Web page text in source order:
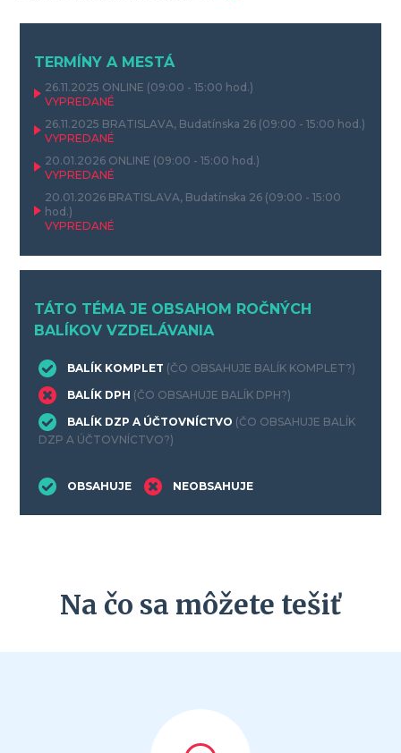
TERMÍNY A MESTÁ
26.11.2025 ONLINE (09:00 - 15:00 hod.)
VYPREDANÉ
26.11.2025 BRATISLAVA, Budatínska 26 (09:00 - 15:00 hod.)
VYPREDANÉ
20.01.2026 ONLINE (09:00 - 15:00 hod.)
VYPREDANÉ
20.01.2026 BRATISLAVA, Budatínska 26 (09:00 - 15:00
hod.)
VYPREDANÉ
TÁTO TÉMA JE OBSAHOM ROČNÝCH
BALÍKOV VZDELÁVANIA
BALÍK KOMPLET (ČO OBSAHUJE BALÍK KOMPLET?)
BALÍK DPH (ČO OBSAHUJE BALÍK DPH?)
BALÍK DZP A ÚČTOVNÍCTVO (ČO OBSAHUJE BALÍK
DZP A ÚČTOVNÍCTVO?)
OBSAHUJE NEOBSAHUJE
Na čo sa môžete tešiť